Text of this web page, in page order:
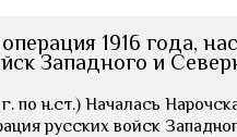
1916 года,
Западного и
г. по н.ст.) Началась
русских войск